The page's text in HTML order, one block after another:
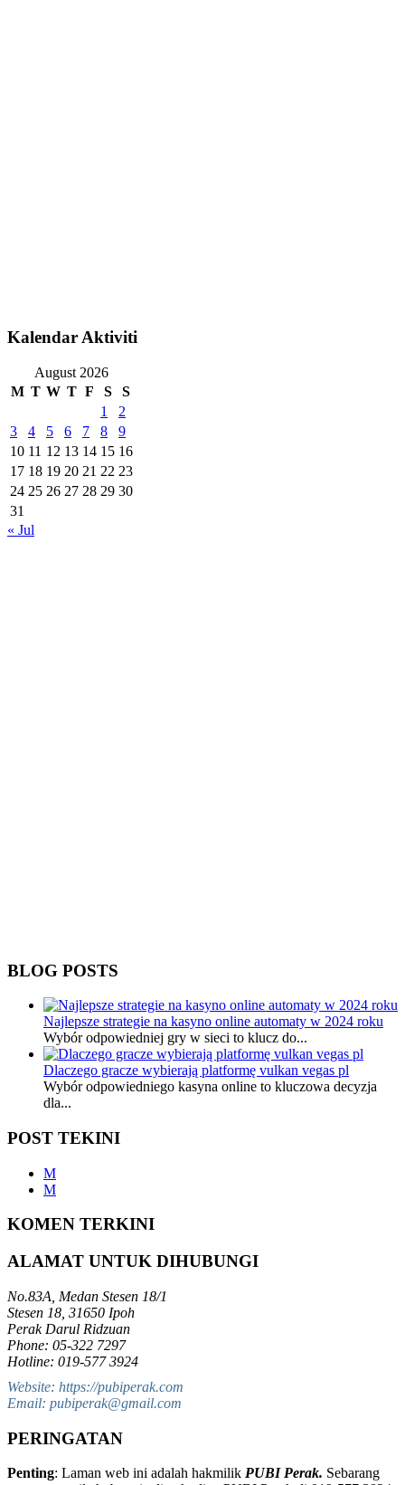
Kalendar Aktiviti
August 2026
M T W T F S
S
1
2
3
4 5 6 7 8
9
10 11 12 13 14 15 16
17 18 19 20 21 22 23
24 25 26 27 28 29 30
31
« Jul
BLOG POSTS
Najlepsze strategie na kasyno online automaty w 2024 roku
Wybór odpowiedniej gry w sieci to klucz do...
Dlaczego gracze wybierają platformę vulkan vegas pl
Wybór odpowiedniego kasyna online to kluczowa decyzja
dla...
POST TEKINI
M
M
KOMEN TERKINI
ALAMAT UNTUK DIHUBUNGI
No.83A, Medan Stesen 18/1
Stesen 18, 31650 Ipoh
Perak Darul Ridzuan
Phone: 05-322 7297
Hotline: 019-577 3924
Website: https://pubiperak.com
Email: pubiperak@gmail.com
PERINGATAN
Penting: Laman web ini adalah hakmilik PUBI Perak. Sebarang